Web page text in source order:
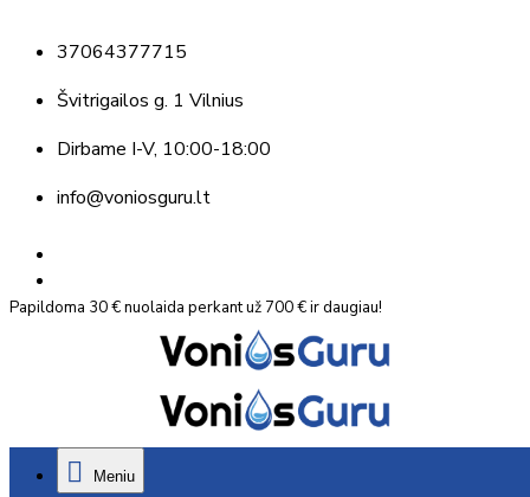
37064377715
Švitrigailos g. 1 Vilnius
Dirbame I-V, 10:00-18:00
info@voniosguru.lt
Papildoma 30 € nuolaida perkant už 700 € ir daugiau!
Meniu